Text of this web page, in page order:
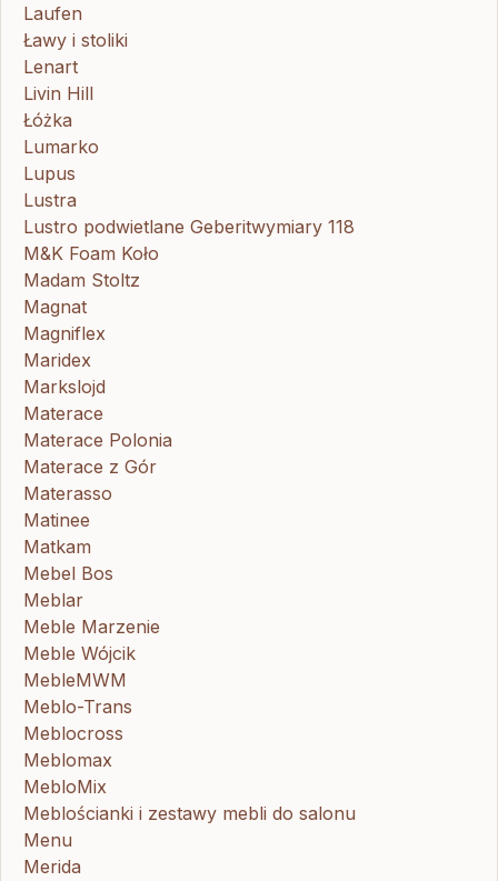
Laufen
Ławy i stoliki
Lenart
Livin Hill
Łóżka
Lumarko
Lupus
Lustra
Lustro podwietlane Geberitwymiary 118
M&K Foam Koło
Madam Stoltz
Magnat
Magniflex
Maridex
Markslojd
Materace
Materace Polonia
Materace z Gór
Materasso
Matinee
Matkam
Mebel Bos
Meblar
Meble Marzenie
Meble Wójcik
MebleMWM
Meblo-Trans
Meblocross
Meblomax
MebloMix
Meblościanki i zestawy mebli do salonu
Menu
Merida